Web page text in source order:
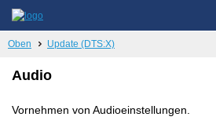
Oben Update (DTS:X)
Audio
Vornehmen von Audioeinstellungen.